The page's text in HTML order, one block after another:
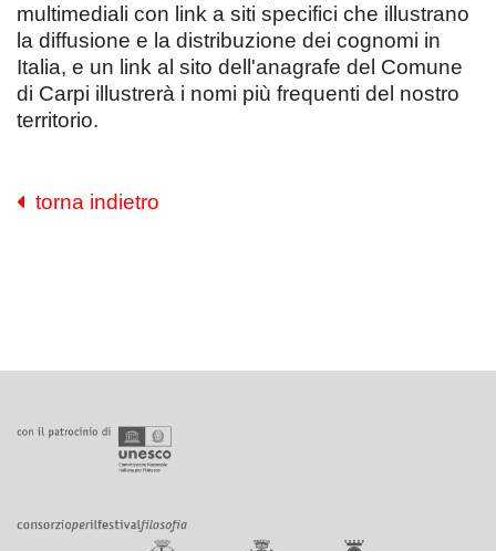
multimediali con link a siti specifici che illustrano
la diffusione e la distribuzione dei cognomi in
Italia, e un link al sito dell'anagrafe del Comune
di Carpi illustrerà i nomi più frequenti del nostro
territorio.
torna indietro